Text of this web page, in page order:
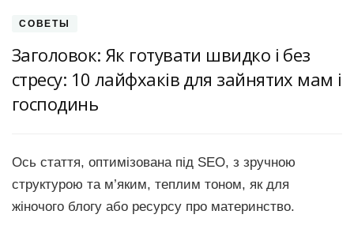
СОВЕТЫ
Заголовок: Як готувати швидко і без
стресу: 10 лайфхаків для зайнятих мам і
господинь
Ось стаття, оптимізована під SEO, з зручною
структурою та м’яким, теплим тоном, як для
жіночого блогу або ресурсу про материнство.